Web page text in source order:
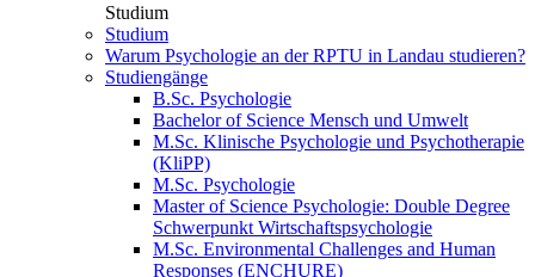
Studium
Studium
Warum Psychologie an der RPTU in Landau studieren?
Studiengänge
B.Sc. Psychologie
Bachelor of Science Mensch und Umwelt
M.Sc. Klinische Psychologie und Psychotherapie
(KliPP)
M.Sc. Psychologie
Master of Science Psychologie: Double Degree
Schwerpunkt Wirtschaftspsychologie
M.Sc. Environmental Challenges and Human
Responses (ENCHURE)